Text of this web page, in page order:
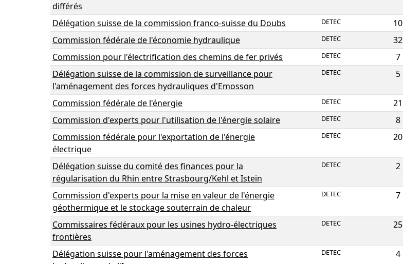
différés
Délégation suisse de la commission franco-suisse du Doubs DETEC
10
Commission fédérale de l'économie hydraulique
DETEC
32
Commission pour l'électrification des chemins de fer privés
DETEC
7
Délégation suisse de la commission de surveillance pour
l'aménagement des forces hydrauliques d'Emosson
DETEC 5
Commission fédérale de l'énergie DETEC
21
Commission d'experts pour l'utilisation de l'énergie solaire
DETEC
8
Commission fédérale pour l'exportation de l'énergie
électrique
DETEC 20
Délégation suisse du comité des finances pour la
régularisation du Rhin entre Strasbourg/Kehl et Istein
DETEC 2
Commission d'experts pour la mise en valeur de l'énergie
géothermique et le stockage souterrain de chaleur
DETEC 7
Commissaires fédéraux pour les usines hydro-électriques
frontières
DETEC 25
Délégation suisse pour l'aménagement des forces
DETEC 4